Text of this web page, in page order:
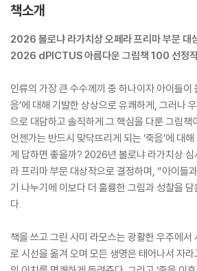
책소개
2026 볼로냐 라가치상 오페라 프리마 부문 대
2026 dPICTUS 아름다운 그림책 100 선정
인류의 가장 큰 수수께끼 중 하나이자 아이들이
음’에 대해 기발한 상상으로 유쾌하게, 그러나
으로 대담하고 솔직하게 그 핵심을 다룬 그림책
언젠가는 반드시 맞닥뜨리게 되는 ‘죽음’에 대
게 답하면 좋을까? 2026년 볼로냐 라가치상 심
라 프리마 부문 대상작으로 결정하며, “아이들
기 나누기에 이보다 더 훌륭한 그림과 성찰을
다.
책을 쓰고 그린 사미 라모스는 광활한 우주에서
로 시선을 옮겨 오며 모든 생명은 태어나서 자